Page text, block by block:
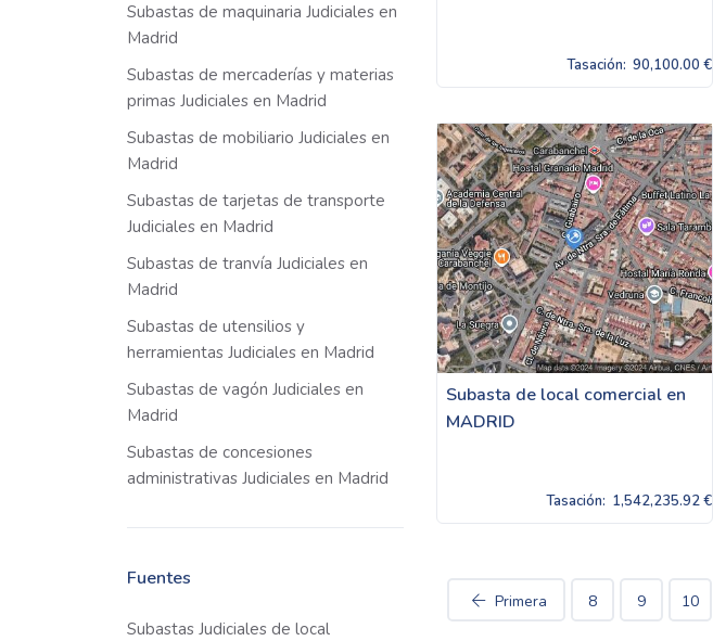
Subastas de maquinaria Judiciales en
Madrid
Subastas de mercaderías y materias
primas Judiciales en Madrid
Subastas de mobiliario Judiciales en
Madrid
Subastas de tarjetas de transporte
Judiciales en Madrid
Subastas de tranvía Judiciales en
Madrid
Subastas de utensilios y
herramientas Judiciales en Madrid
Subastas de vagón Judiciales en
Madrid
Subastas de concesiones
administrativas Judiciales en Madrid
Fuentes
Subastas Judiciales de local
Tasación: 90,100.00 €
Subasta de local comercial en
MADRID
Tasación: 1,542,235.92 €
Primera 8 9 10